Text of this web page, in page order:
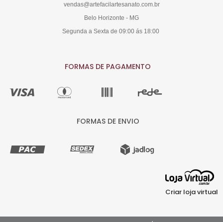
vendas@artefacilartesanato.com.br
Belo Horizonte - MG
Segunda a Sexta de 09:00 ás 18:00
FORMAS DE PAGAMENTO
FORMAS DE ENVIO
Criar loja virtual